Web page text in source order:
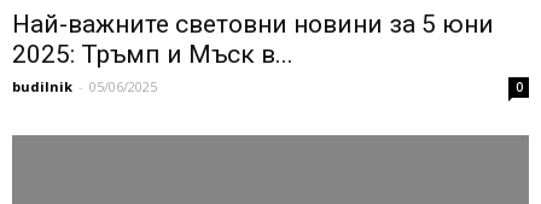
Най-важните световни новини за 5 юни
2025: Тръмп и Мъск в...
budilnik - 05/06/2025 0